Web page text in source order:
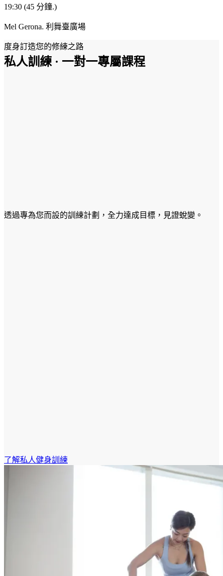
19:30 (45 分鐘.)
Mel Gerona. 利舞臺廣場
度身訂造您的修練之路
私人訓練 · 一對一專屬課程
透過專為您而設的訓練計劃，全力達成目標，見證蛻變。
了解私人健身訓練